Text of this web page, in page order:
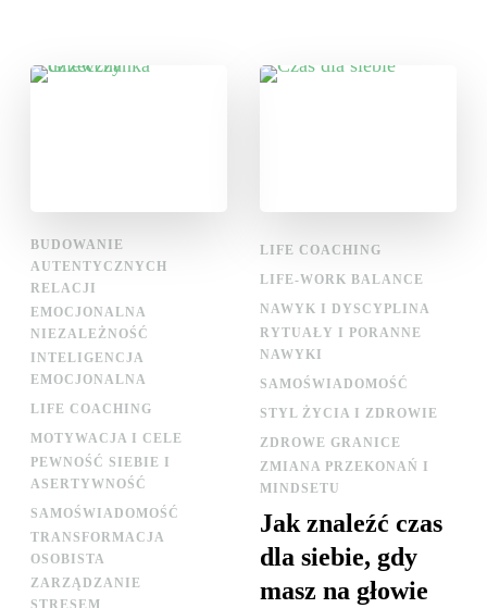
BUDOWANIE
AUTENTYCZNYCH
RELACJI
EMOCJONALNA
NIEZALEŻNOŚĆ
INTELIGENCJA
EMOCJONALNA
LIFE COACHING
MOTYWACJA I CELE
PEWNOŚĆ SIEBIE I
ASERTYWNOŚĆ
SAMOŚWIADOMOŚĆ
TRANSFORMACJA
OSOBISTA
ZARZĄDZANIE
LIFE COACHING
LIFE-WORK BALANCE
NAWYK I DYSCYPLINA
RYTUAŁY I PORANNE
NAWYKI
SAMOŚWIADOMOŚĆ
STYL ŻYCIA I ZDROWIE
ZDROWE GRANICE
ZMIANA PRZEKONAŃ I
MINDSETU
Jak znaleźć czas
dla siebie, gdy
masz na głowie